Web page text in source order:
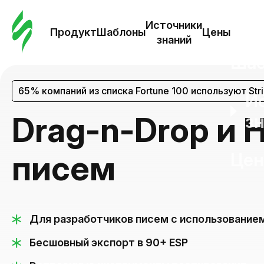
ПродуктШаблоны
Источники
знаний
Цены
65% компаний из списка Fortune 100 используют
Drag-n-Drop и
писем
Для разработчиков писем с
Бесшовный экспорт в 90+ ESP